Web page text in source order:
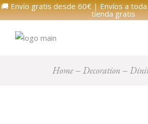
🚚 Envío gratis desde 60€ | Envíos a
tienda gratis
Home Decoration